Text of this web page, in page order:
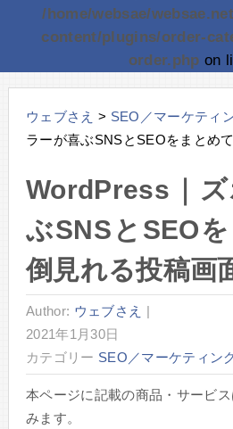
/home/websae/
content/plugins/order-
order.php on
ウェブさえ > SEO／マーケティ
ラーが喜ぶSNSとSEOをまとめ
WordPress｜
ぶSNSとSEO
倒見れる投稿画
Author: ウェブさえ
|
2021年1月30日
カテゴリー SEO／マーケティン
本ページに記載の商品・サービ
みます。